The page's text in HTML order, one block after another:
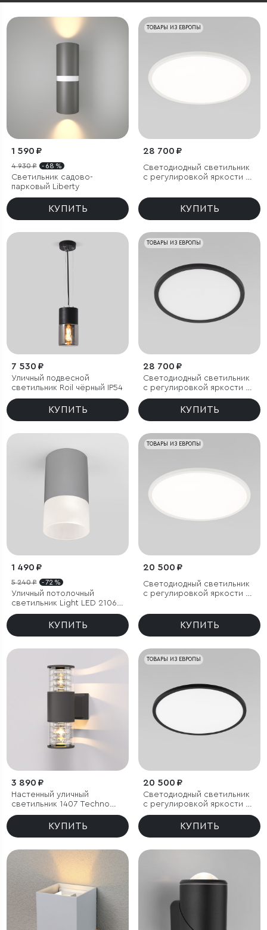
1 590 ₽
4 930 ₽ - 68 %
Светильник садово-
парковый Liberty
КУПИТЬ
ТОВАРЫ ИЗ ЕВРОПЫ
28 700 ₽
Светодиодный светильник
с регулировкой яркости и
(3000/4000/6000К) IP54
КУПИТЬ
7 530 ₽
Уличный подвесной
светильник Roil чёрный IP54
КУПИТЬ
ТОВАРЫ ИЗ ЕВРОПЫ
28 700 ₽
Светодиодный светильник
с регулировкой яркости и
цветовой температуры
КУПИТЬ
1 490 ₽
5 240 ₽ - 72 %
Уличный потолочный
светильник Light LED 2106
IP54
КУПИТЬ
ТОВАРЫ ИЗ ЕВРОПЫ
20 500 ₽
Светодиодный светильник
с регулировкой яркости и
(3000/4000/6000К) IP54
КУПИТЬ
3 890 ₽
Настенный уличный
светильник 1407 Techno
черный IP54
КУПИТЬ
ТОВАРЫ ИЗ ЕВРОПЫ
20 500 ₽
Светодиодный светильник
с регулировкой яркости и
цветовой температуры
КУПИТЬ